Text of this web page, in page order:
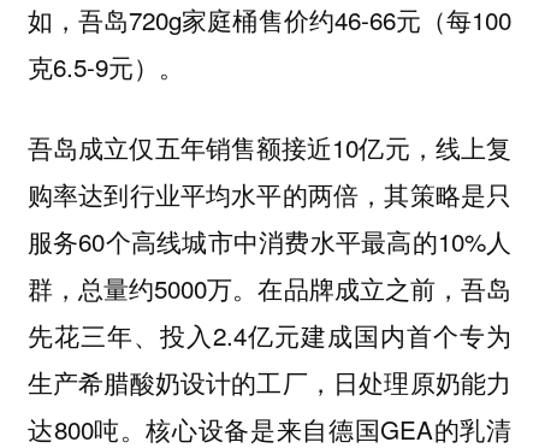
如，吾岛720g家庭桶售价约46-66元（每100
克6.5-9元）。
吾岛成立仅五年销售额接近10亿元，线上复
购率达到行业平均水平的两倍，其策略是只
服务60个高线城市中消费水平最高的10%人
群，总量约5000万。在品牌成立之前，吾岛
先花三年、投入2.4亿元建成国内首个专为
生产希腊酸奶设计的工厂，日处理原奶能力
达800吨。核心设备是来自德国GEA的乳清